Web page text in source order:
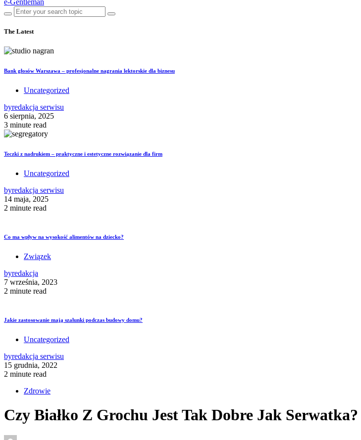
The Latest
Bank głosów Warszawa – profesjonalne nagrania lektorskie dla biznesu
Uncategorized
byredakcja serwisu
6 sierpnia, 2025
3 minute read
Teczki z nadrukiem – praktyczne i estetyczne rozwiązanie dla firm
Uncategorized
byredakcja serwisu
14 maja, 2025
2 minute read
Co ma wpływ na wysokość alimentów na dziecko?
Związek
byredakcja
7 września, 2023
2 minute read
Jakie zastosowanie mają szalunki podczas budowy domu?
Uncategorized
byredakcja serwisu
15 grudnia, 2022
2 minute read
Zdrowie
Czy Białko Z Grochu Jest Tak Dobre Jak Serwatka?